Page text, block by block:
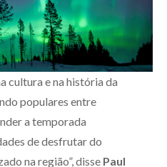
cultura e na história da
populares entre
a temporada
de desfrutar do
na região”, disse Paul